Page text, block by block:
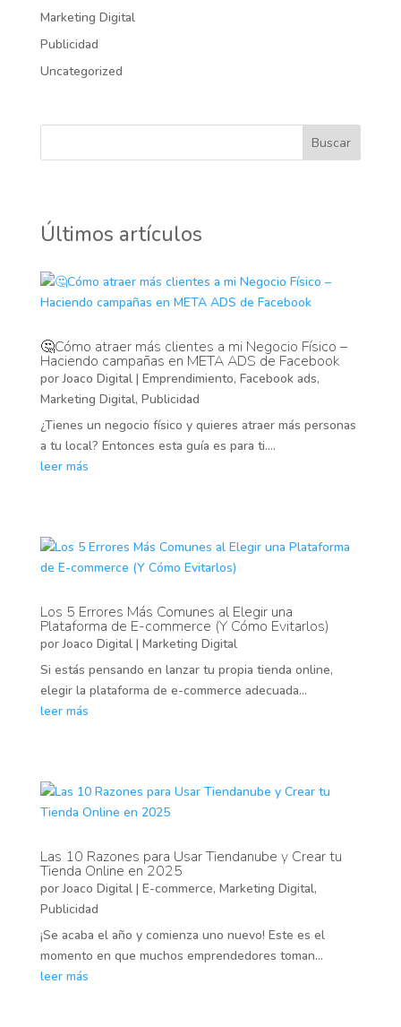
Marketing Digital
Publicidad
Uncategorized
Buscar
Últimos artículos
🤔Cómo atraer más clientes a mi Negocio Físico –
Haciendo campañas en META ADS de Facebook
porJoaco Digital| Emprendimiento, Facebook ads,
Marketing Digital, Publicidad
¿Tienes un negocio físico y quieres atraer más personas
a tu local? Entonces esta guía es para ti....
leer más
Los 5 Errores Más Comunes al Elegir una
Plataforma de E-commerce (Y Cómo Evitarlos)
porJoaco Digital| Marketing Digital
Si estás pensando en lanzar tu propia tienda online,
elegir la plataforma de e-commerce adecuada...
leer más
Las 10 Razones para Usar Tiendanube y Crear tu
Tienda Online en 2025
porJoaco Digital| E-commerce, Marketing Digital,
Publicidad
¡Se acaba el año y comienza uno nuevo! Este es el
momento en que muchos emprendedores toman...
leer más